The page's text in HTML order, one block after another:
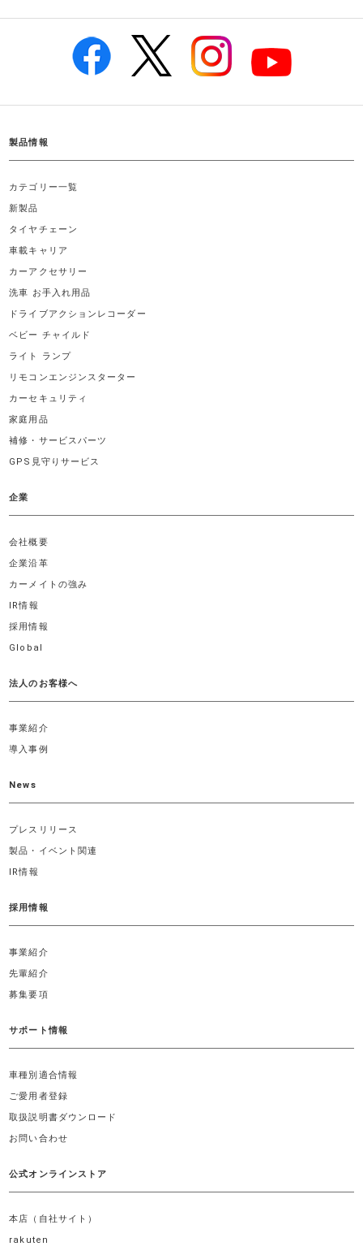
製品情報
カテゴリー一覧
新製品
タイヤチェーン
車載キャリア
カーアクセサリー
洗車 お手入れ用品
ドライブアクションレコーダー
ベビー チャイルド
ライト ランプ
リモコンエンジンスターター
カーセキュリティ
家庭用品
補修・サービスパーツ
GPS見守りサービス
企業
会社概要
企業沿革
カーメイトの強み
IR情報
採用情報
Global
法人のお客様へ
事業紹介
導入事例
News
プレスリリース
製品・イベント関連
IR情報
採用情報
事業紹介
先輩紹介
募集要項
サポート情報
車種別適合情報
ご愛用者登録
取扱説明書ダウンロード
お問い合わせ
公式オンラインストア
本店（自社サイト）
rakuten